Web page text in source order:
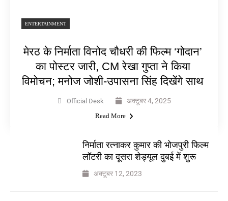
ENTERTAINMENT
मेरठ के निर्माता विनोद चौधरी की फिल्म ‘गोदान’
का पोस्टर जारी, CM रेखा गुप्ता ने किया
विमोचन; मनोज जोशी-उपासना सिंह दिखेंगे साथ
Official Desk अक्टूबर 4, 2025
Read More
निर्माता रत्नाकर कुमार की भोजपुरी फिल्म
लॉटरी का दूसरा शेड्यूल दुबई में शुरू
अक्टूबर 12, 2023